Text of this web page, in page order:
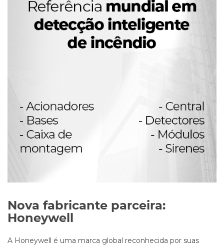
Nova fabricante parceira:
Honeywell
A Honeywell é uma marca global reconhecida por suas